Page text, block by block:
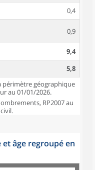
0,4
0,9
9,4
5,8
périmètre géographique
au 01/01/2026.
RP2007 au
et âge regroupé en